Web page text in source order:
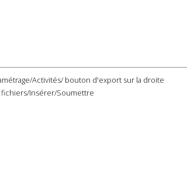
Activités/ bouton d'export sur la droite
Insérer/Soumettre